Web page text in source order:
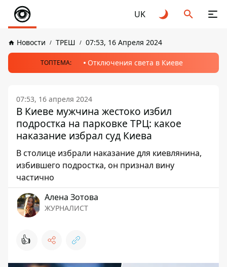
UK
Новости ТРЕШ 07:53, 16 Апреля 2024
ТОПТЕМА: Отключения света в Киеве
07:53, 16 апреля 2024
В Киеве мужчина жестоко избил
подростка на парковке ТРЦ: какое
наказание избрал суд Киева
В столице избрали наказание для киевлянина,
избившего подростка, он признал вину
частично
Алена Зотова
ЖУРНАЛИСТ
👍